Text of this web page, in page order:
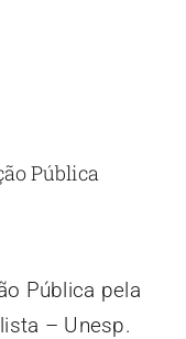
Pública
Pública pela
– Unesp.